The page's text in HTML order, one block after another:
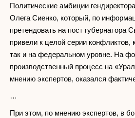
Политические амбиции
Олега Сиенко, который, по
претендовать на пост губернатора
привели к целой серии конфликтов,
так и на федеральном уровне. На
производственный процесс на
мнению экспертов, оказался
…
При этом, по мнению экспертов, в